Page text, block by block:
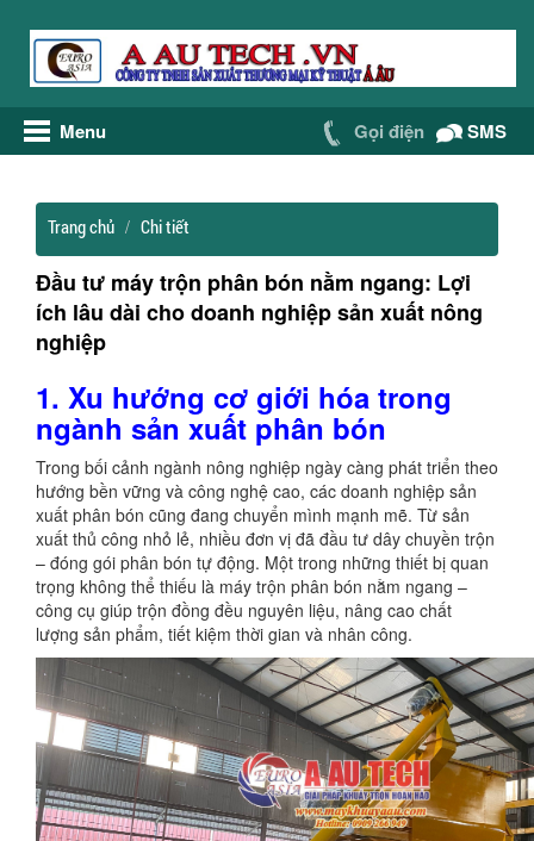
Menu Gọi điện SMS
Trang chủ Chi tiết
Đầu tư máy trộn phân bón nằm ngang: Lợi
ích lâu dài cho doanh nghiệp sản xuất nông
nghiệp
1. Xu hướng cơ giới hóa trong
ngành sản xuất phân bón
Trong bối cảnh ngành nông nghiệp ngày càng phát triển theo
hướng bền vững và công nghệ cao, các doanh nghiệp sản
xuất phân bón cũng đang chuyển mình mạnh mẽ. Từ sản
xuất thủ công nhỏ lẻ, nhiều đơn vị đã đầu tư dây chuyền trộn
– đóng gói phân bón tự động. Một trong những thiết bị quan
trọng không thể thiếu là máy trộn phân bón nằm ngang –
công cụ giúp trộn đồng đều nguyên liệu, nâng cao chất
lượng sản phẩm, tiết kiệm thời gian và nhân công.